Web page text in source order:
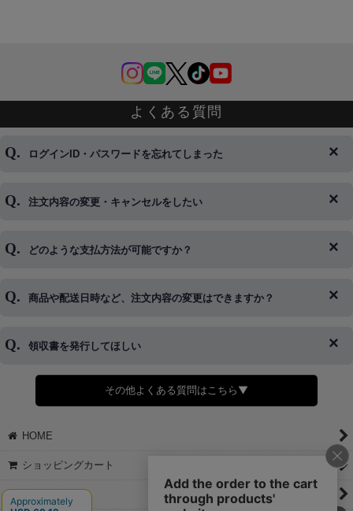
よくある質問
ログインID・パスワードを忘れてしまった
◆下記ページより、ログインIDの変更が可能です。
注文内容の変更・キャンセルをしたい
◆即日発送を行なっている関係上、午後以降のご連絡やキャンセル
※発送後、発送準備が完了しお手続きが間に合わない場合は変更、
どのような支払方法が可能ですか？
◆代金引換・クレジットカード・携帯キャリア決済・おねだり決
商品や配送日時など、注文内容の変更はできますか？
◆商品発送前の変更は承っております。
さい。
領収書を発行してほしい
◆領収書はご希望頂いた場合のみ発行しております。
【これからご注文する場合】
STEP2「お届け先・お支払い」ページにて備考欄に下記の記載をお
願いします。
②宛名（空欄は上様は不可）
③但し書き（空欄やお品代は不可）
その他よくある質問はこちら▼
HOME
ショッピングカート